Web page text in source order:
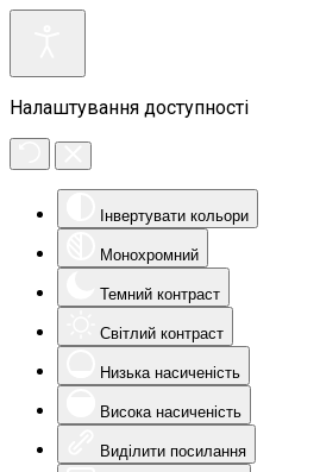
Налаштування доступності
Інвертувати кольори
Монохромний
Темний контраст
Світлий контраст
Низька насиченість
Висока насиченість
Виділити посилання